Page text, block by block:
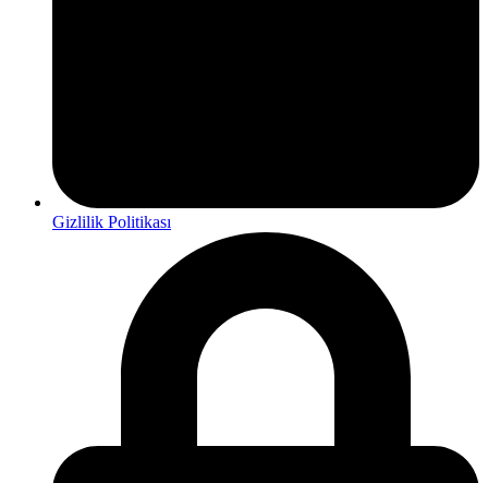
Gizlilik Politikası